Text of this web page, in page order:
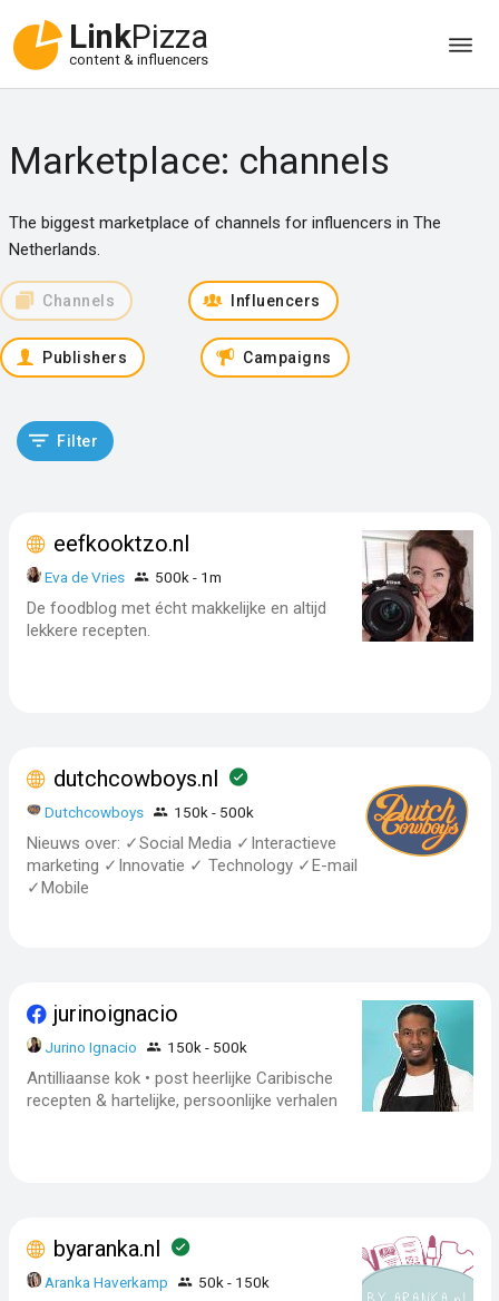
LinkPizza
content & influencers
Marketplace: channels
The biggest marketplace of channels for influencers in The
Netherlands.
Channels Influencers
Publishers Campaigns
Filter
eefkooktzo.nl
Eva de Vries 500k - 1m
De foodblog met écht makkelijke en altijd
lekkere recepten.
dutchcowboys.nl
Dutchcowboys 150k - 500k
Nieuws over: ✓Social Media ✓Interactieve
marketing ✓Innovatie ✓ Technology ✓E-mail
✓Mobile
jurinoignacio
Jurino Ignacio 150k - 500k
Antilliaanse kok • post heerlijke Caribische
recepten & hartelijke, persoonlijke verhalen
byaranka.nl
Aranka Haverkamp 50k - 150k